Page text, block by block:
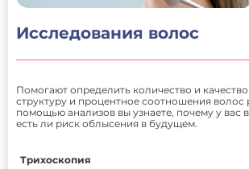
Исследования волос
Помогают определить количество и
структуру и процентное соотношения
помощью анализов вы узнаете, почему у вас
есть ли риск облысения в будущем.
Трихоскопия